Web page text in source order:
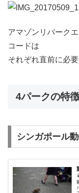
アマゾンリバーク
コードは
それぞれ直前に必要
4パークの特
シンガポール